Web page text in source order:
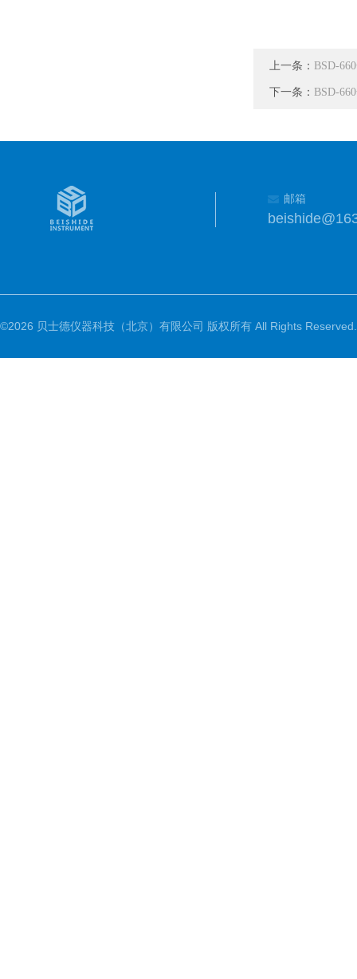
上一条： BSD-
下一条： BSD-
邮箱
©2026 贝士德仪器科技（北京）有限公司 版权所有 All Rights Reserved.